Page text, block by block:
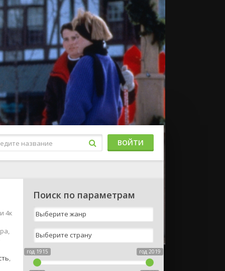
ВОЙТИ
4к
,
Поиск по параметрам
год 1915 год 2019